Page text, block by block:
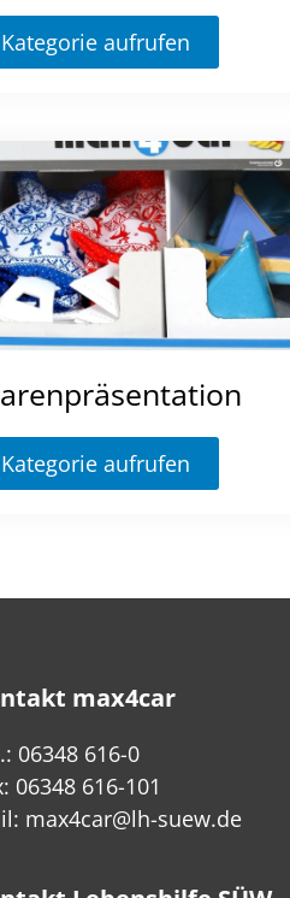
Kategorie aufrufen
Kategorie aufrufen
max4car
06348 616-0
06348 616-101
max4car@lh-suew.de